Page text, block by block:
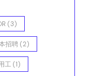
(3)
招聘 (2)
工 (1)